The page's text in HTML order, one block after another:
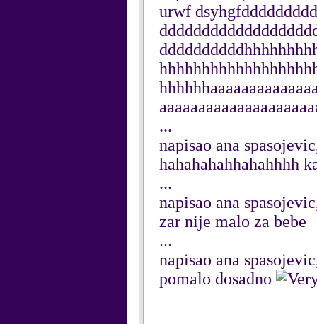
urwf
...
napisao ana
hahahahahhahahhhh
...
napisao ana
zar nije malo za bebe
...
napisao ana
pomalo dosadno